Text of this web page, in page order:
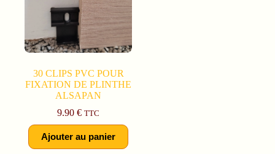
30 CLIPS PVC POUR
FIXATION DE PLINTHE
ALSAPAN
9.90€ TTC
Ajouter au panier